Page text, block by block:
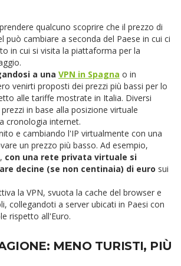
qualcuno scoprire che il prezzo di
può cambiare a seconda del Paese in cui ci
in cui si visita la piattaforma per la
a una VPN in Spagna o in
venirti proposti dei prezzi più bassi per lo
alle tariffe mostrate in Italia. Diversi
in base alla posizione virtuale
cronologia internet.
e cambiando l'IP virtualmente con una
un prezzo più basso. Ad esempio,
, con una rete privata virtuale si
decine (se non centinaia) di euro sui
la VPN, svuota la cache del browser e
collegandoti a server ubicati in Paesi con
rispetto all'Euro.
MENO TURISTI, PIÙ